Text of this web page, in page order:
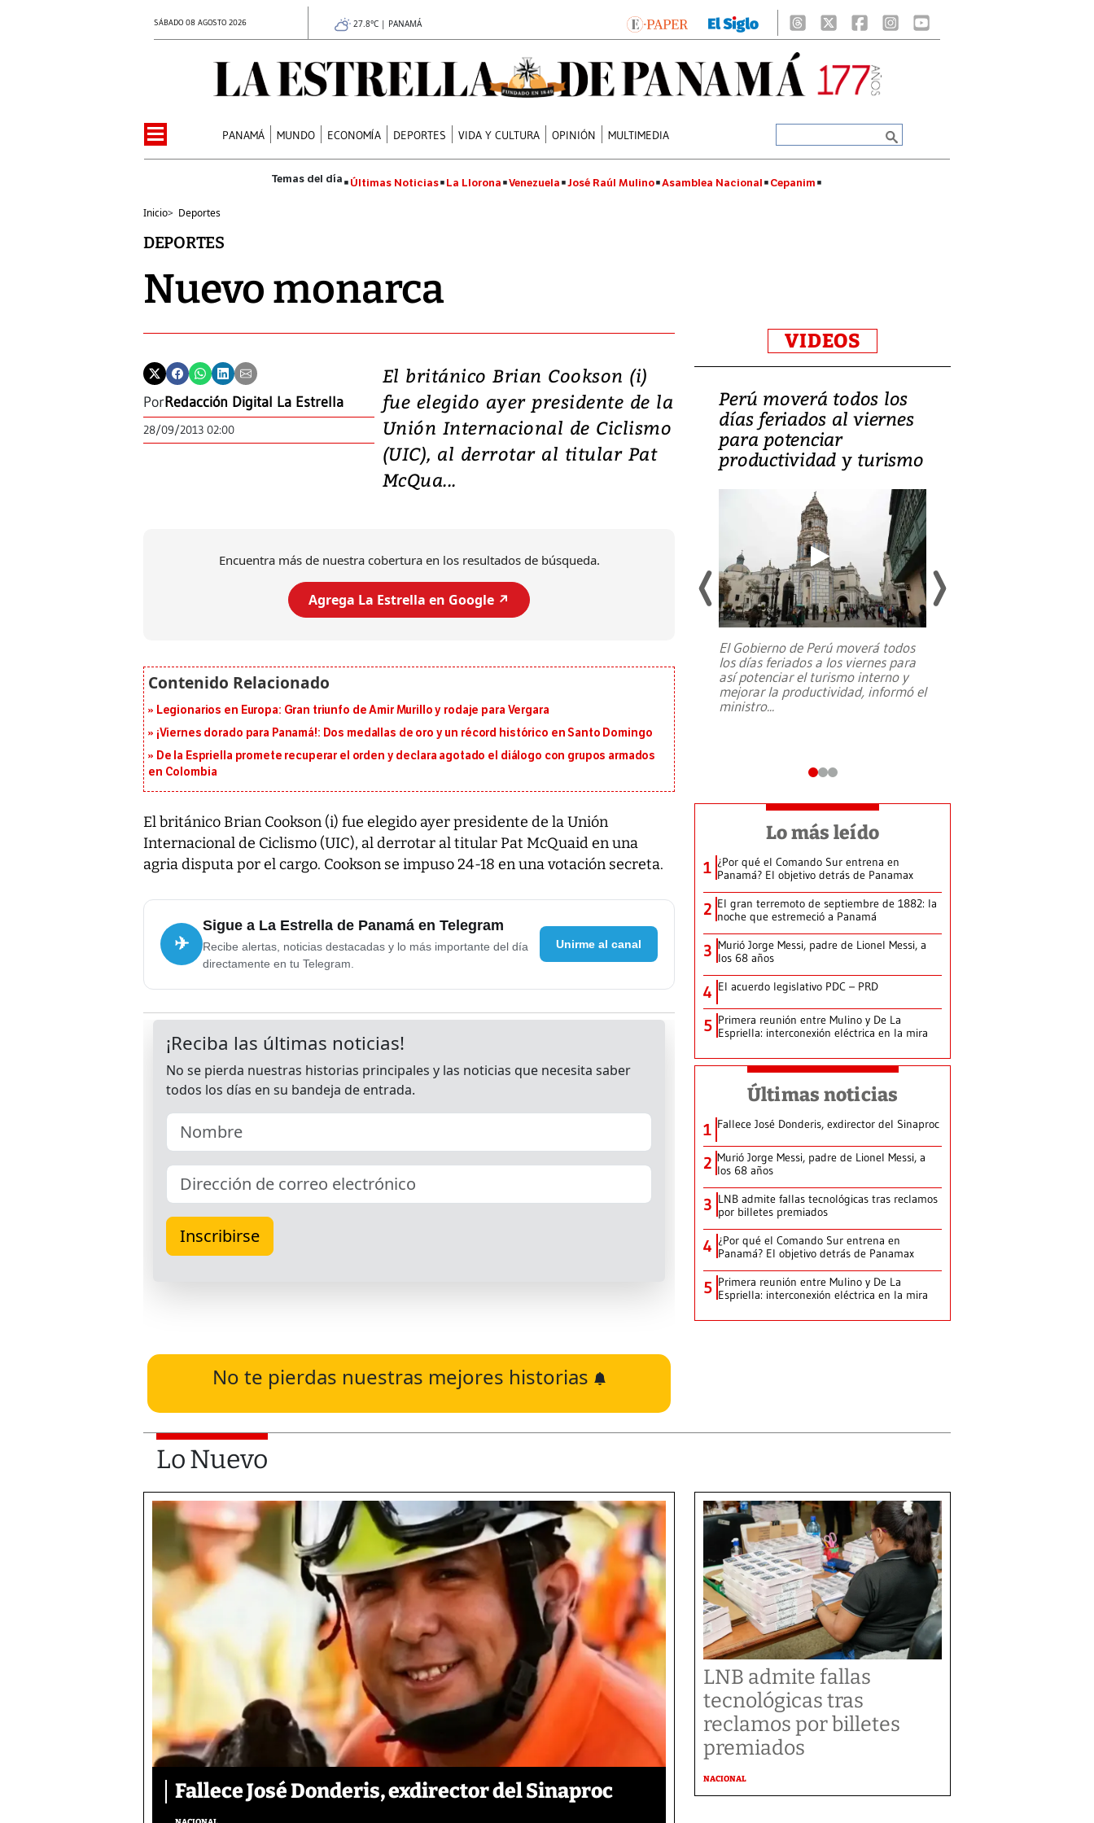
SÁBADO 08 AGOSTO 2026 27.8°C | PANAMÁ
PANAMÁ MUNDO ECONOMÍA DEPORTES VIDA Y CULTURA OPINIÓN MULTIMEDIA
Últimas Noticias La Llorona Venezuela José Raúl Mulino Asamblea Nacional Cepanim
Inicio> Deportes
DEPORTES
Nuevo monarca
PorRedacción Digital La Estrella
28/09/2013 02:00
El británico Brian Cookson (i)
fue elegido ayer presidente de la
Unión Internacional de Ciclismo
(UIC), al derrotar al titular Pat
McQua...
Encuentra más de nuestra cobertura en los resultados de búsqueda.
Agrega La Estrella en Google ↗️
Legionarios en Europa: Gran triunfo de Amir Murillo y rodaje para Vergara
¡Viernes dorado para Panamá!: Dos medallas de oro y un récord histórico en Santo Domingo
De la Espriella promete recuperar el orden y declara agotado el diálogo con grupos armados
en Colombia
El británico Brian Cookson (i) fue elegido ayer presidente de la Unión
Internacional de Ciclismo (UIC), al derrotar al titular Pat McQuaid en una
agria disputa por el cargo. Cookson se impuso 24-18 en una votación secreta.
✈
Sigue a La Estrella de Panamá en Telegram
Recibe alertas, noticias destacadas y lo más importante del día
directamente en tu Telegram.
Unirme al canal
No te pierdas nuestras mejores historias
VIDEOS
Video: Lula lanza su
candidatura con
promesas de inversión
en defensa, educación y
Entre recuerdos y escuetas
da Silva, oficializó este domingo su
candidatura...
Perú moverá todos los
días feriados al viernes
para potenciar
productividad y turismo
El Gobierno de Perú moverá todos
los días feriados a los viernes para
así potenciar el turismo interno y
mejorar la productividad, informó el
ministro...
Lo más leído
1 ¿Por qué el Comando Sur entrena en
Panamá? El objetivo detrás de Panamax
2 El gran terremoto de septiembre de 1882: la
noche que estremeció a Panamá
3 Murió Jorge Messi, padre de Lionel Messi, a
los 68 años
4 El acuerdo legislativo PDC – PRD
5 Primera reunión entre Mulino y De La
Espriella: interconexión eléctrica en la mira
Últimas noticias
1 Fallece José Donderis, exdirector del Sinaproc
2 Murió Jorge Messi, padre de Lionel Messi, a
los 68 años
3 LNB admite fallas tecnológicas tras reclamos
por billetes premiados
4 ¿Por qué el Comando Sur entrena en
Panamá? El objetivo detrás de Panamax
5 Primera reunión entre Mulino y De La
Espriella: interconexión eléctrica en la mira
Lo Nuevo
Fallece José Donderis, exdirector del Sinaproc
LNB admite fallas
tecnológicas tras
reclamos por billetes
premiados
NACIONAL